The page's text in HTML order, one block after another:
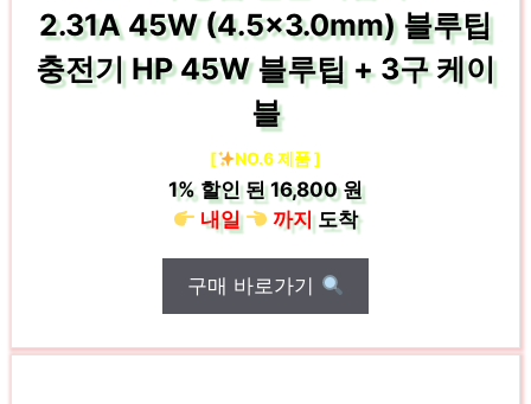
2.31A 45W (4.5×3.0mm) 블루팁
충전기 HP 45W 블루팁 + 3구 케이
블
[ NO.6 제품 ]
1%할인 된16,800 원
내일
까지도착
구매 바로가기